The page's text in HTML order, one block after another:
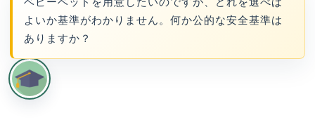
ベビーベッドを用意したいのですが、どれを選べば
よいか基準がわかりません。何か公的な安全基準は
ありますか？